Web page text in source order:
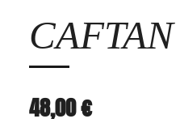
CAFTAN
48,00 €